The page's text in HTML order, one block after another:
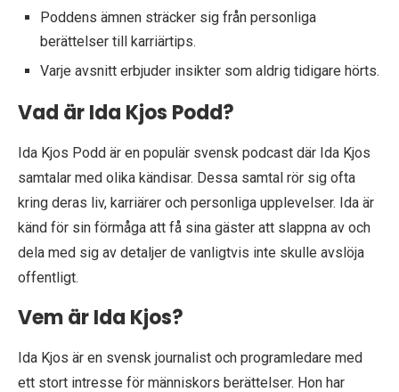
Poddens ämnen sträcker sig från personliga
berättelser till karriärtips.
Varje avsnitt erbjuder insikter som aldrig tidigare hörts.
Vad är Ida Kjos Podd?
Ida Kjos Podd är en populär svensk podcast där Ida Kjos
samtalar med olika kändisar. Dessa samtal rör sig ofta
kring deras liv, karriärer och personliga upplevelser. Ida är
känd för sin förmåga att få sina gäster att slappna av och
dela med sig av detaljer de vanligtvis inte skulle avslöja
offentligt.
Vem är Ida Kjos?
Ida Kjos är en svensk journalist och programledare med
ett stort intresse för människors berättelser. Hon har